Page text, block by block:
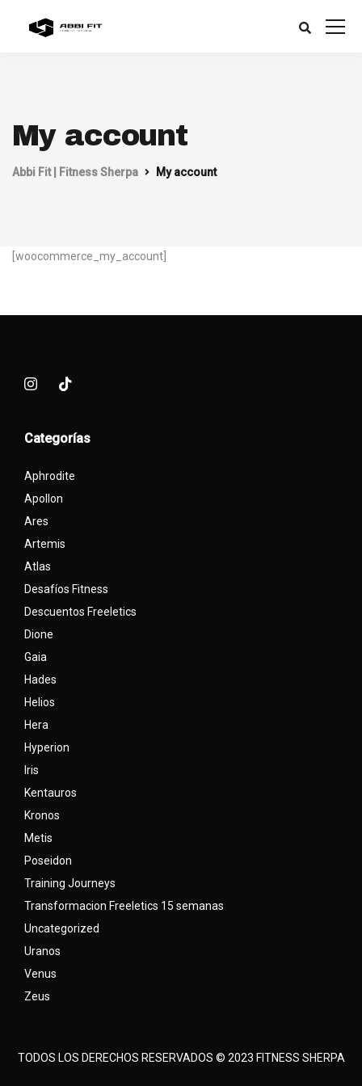
My account
Abbi Fit | Fitness Sherpa My account
[woocommerce_my_account]
Categorías
Aphrodite
Apollon
Ares
Artemis
Atlas
Desafíos Fitness
Descuentos Freeletics
Dione
Gaia
Hades
Helios
Hera
Hyperion
Iris
Kentauros
Kronos
Metis
Poseidon
Training Journeys
Transformacion Freeletics 15 semanas
Uncategorized
Uranos
Venus
Zeus
TODOS LOS DERECHOS RESERVADOS © 2023 FITNESS SHERPA